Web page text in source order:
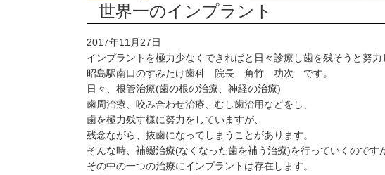
世界一のインプラント
2017年11月27日
インプラントを極力少なくできればと日々診療し歯を残そうと努
昭島駅南口のすみたけ歯科 院長 角竹 功次 です。
日々、根管治療(歯の根の治療、神経の治療)
歯周治療、咬み合わせ治療、むし歯治用などをし、
歯を極力残す様に努力をしていますが、
残念ながら、抜歯になってしまうことがあります。
そんな時、補綴治療(なくなった歯を補う治療)を行っていくのです
その中の一つの治療にインプラントは存在します。